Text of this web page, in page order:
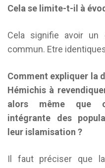
Cela se limite-t-il à
Cela signifie avoir
commun. Etre
Comment expliquer la
Hémichis à
alors même que
intégrante des
leur islamisation ?
Il faut préciser que